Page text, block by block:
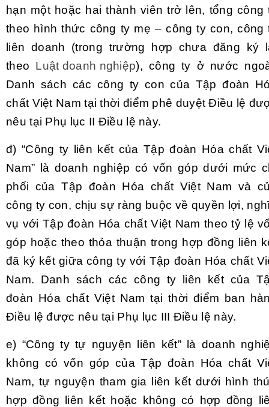
hạn một hoặc hai thành viên trở lên, tổng công
theo hình thức công ty mẹ – công ty con, công
liên doanh (trong trường hợp chưa đăng ký
theo Luật doanh nghiệp), công ty ở nước
Danh sách các công ty con của Tập đoàn
chất Việt Nam tại thời điểm phê duyệt Điều lệ
nêu tại Phụ lục II Điều lệ này.
đ) “Công ty liên kết của Tập đoàn Hóa chất
Nam” là doanh nghiệp có vốn góp dưới mức
phối của Tập đoàn Hóa chất Việt Nam và
công ty con, chịu sự ràng buộc về quyền lợi,
vụ với Tập đoàn Hóa chất Việt Nam theo tỷ lệ
góp hoặc theo thỏa thuận trong hợp đồng liên
đã ký kết giữa công ty với Tập đoàn Hóa chất
Nam. Danh sách các công ty liên kết của
đoàn Hóa chất Việt Nam tại thời điểm ban
Điều lệ được nêu tại Phụ lục III Điều lệ này.
e) “Công ty tự nguyện liên kết” là doanh
không có vốn góp của Tập đoàn Hóa chất
Nam, tự nguyện tham gia liên kết dưới hình
hợp đồng liên kết hoặc không có hợp đồng